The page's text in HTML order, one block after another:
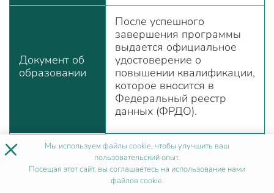
Документ об
образовании
После успешного
завершения программы
выдается официальное
удостоверение о
повышении квалификации,
которое вносится в
Федеральный реестр
данных (ФРДО).
удостоверения
Получить удостоверение
можно лично в офисе, по
почте или с доставкой
курьером.
× Мы используемфайлы cookie, чтобы улучшить ваш
пользовательский опыт.
Посещая этот сайт, вы соглашаетесь на использование нами
файлов cookie.